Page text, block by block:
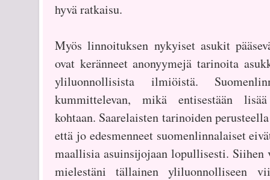
hyvä ratkaisu.
Myös linnoituksen nykyiset asukit
ovat keränneet anonyymejä tarinoita
yliluonnollisista ilmiöistä.
kummittelevan, mikä entisestään
kohtaan. Saarelaisten tarinoiden
että jo edesmenneet suomenlinnalaiset
maallisia asuinsijojaan lopullisesti. Siihen
mielestäni tällainen yliluonnolliseen